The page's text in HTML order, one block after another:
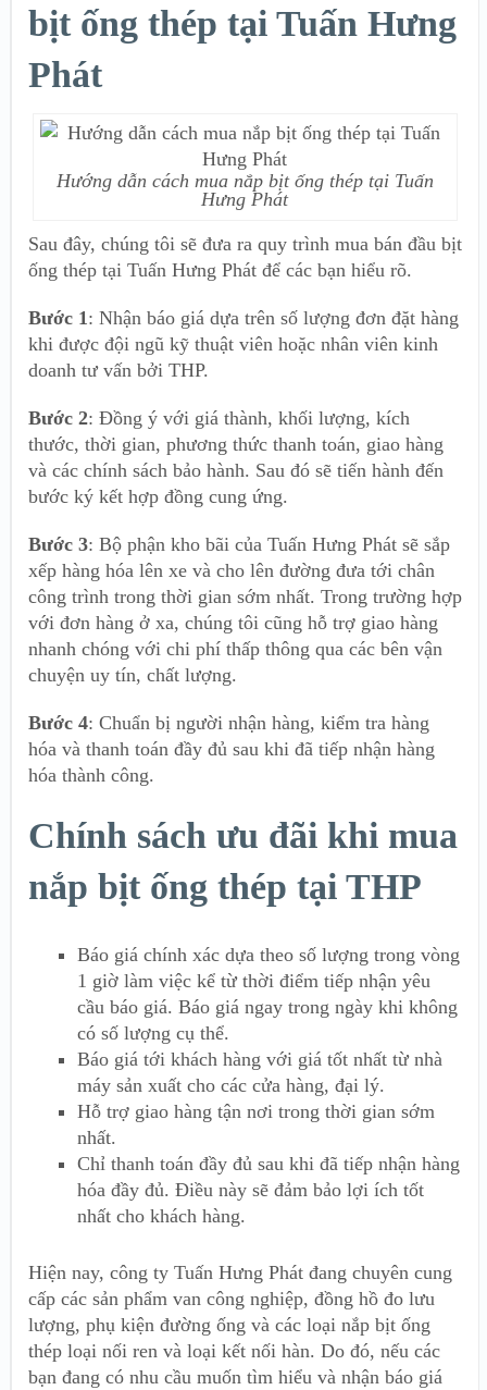
bịt ống thép tại Tuấn Hưng
Phát
Hướng dẫn cách mua nắp bịt ống thép tại Tuấn
Hưng Phát
Sau đây, chúng tôi sẽ đưa ra quy trình mua bán đầu bịt
ống thép tại Tuấn Hưng Phát để các bạn hiểu rõ.
Bước 1 : Nhận báo giá dựa trên số lượng đơn đặt hàng
khi được đội ngũ kỹ thuật viên hoặc nhân viên kinh
doanh tư vấn bởi THP.
Bước 2: Đồng ý với giá thành, khối lượng, kích
thước, thời gian, phương thức thanh toán, giao hàng
và các chính sách bảo hành. Sau đó sẽ tiến hành đến
bước ký kết hợp đồng cung ứng.
Bước 3: Bộ phận kho bãi của Tuấn Hưng Phát sẽ sắp
xếp hàng hóa lên xe và cho lên đường đưa tới chân
công trình trong thời gian sớm nhất. Trong trường hợp
với đơn hàng ở xa, chúng tôi cũng hỗ trợ giao hàng
nhanh chóng với chi phí thấp thông qua các bên vận
chuyện uy tín, chất lượng.
Bước 4: Chuẩn bị người nhận hàng, kiểm tra hàng
hóa và thanh toán đầy đủ sau khi đã tiếp nhận hàng
hóa thành công.
Chính sách ưu đãi khi mua
nắp bịt ống thép tại THP
Báo giá chính xác dựa theo số lượng trong vòng
1 giờ làm việc kể từ thời điểm tiếp nhận yêu
cầu báo giá. Báo giá ngay trong ngày khi không
có số lượng cụ thể.
Báo giá tới khách hàng với giá tốt nhất từ nhà
máy sản xuất cho các cửa hàng, đại lý.
Hỗ trợ giao hàng tận nơi trong thời gian sớm
nhất.
Chỉ thanh toán đầy đủ sau khi đã tiếp nhận hàng
hóa đầy đủ. Điều này sẽ đảm bảo lợi ích tốt
nhất cho khách hàng.
Hiện nay, công ty Tuấn Hưng Phát đang chuyên cung
cấp các sản phẩm van công nghiệp, đồng hồ đo lưu
lượng, phụ kiện đường ống và các loại nắp bịt ống
thép loại nối ren và loại kết nối hàn. Do đó, nếu các
bạn đang có nhu cầu muốn tìm hiểu và nhận báo giá